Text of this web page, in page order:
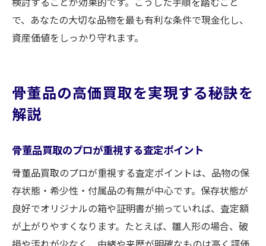
買取で後悔しないためのチェックリスト
現金化までの流れとトラブル回避策
今後の買取を賢く進めるためのアドバイス
で、あなたの大切な品物を最も有利な条件で現金化し、
資産価値をしっかり守れます。
骨董品の高価買取を実現する秘訣を
解説
骨董品買取のプロが重視する査定ポイント
骨董品買取のプロが重視する査定ポイントは、品物の保
存状態・希少性・付属品の有無が中心です。保存状態が
良好でオリジナルの箱や証明書が揃っていれば、査定額
が上がりやすくなります。たとえば、雛人形の場合、破